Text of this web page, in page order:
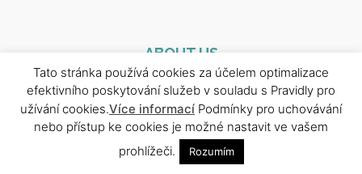
ABOUT US
Naše stránka je tu pro všechny, kteří chtějí posunout své
zdraví, kondici a životní energii na vyšší úroveň. Najdeš tu
ověřené tréninkové plány, výživové tipy, rady od odborníků i
motivaci pro každý den. Ať už začínáš, nebo jsi profík — jsi tu
správně.
Tato stránka používá cookies za účelem optimalizace
efektivního poskytování služeb v souladu s Pravidly pro
užívání cookies.Více informací Podmínky pro uchovávání
nebo přístup ke cookies je možné nastavit ve vašem
prohlížeči.
Rozumím